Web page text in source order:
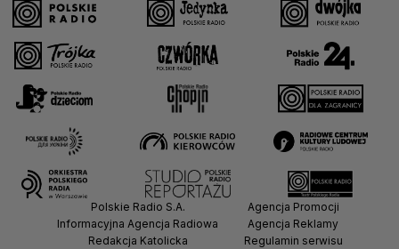
Polskie Radio S.A.
Informacyjna Agencja Radiowa
Redakcja Katolicka
Agencja Promocji
Agencja Reklamy
Regulamin serwisu